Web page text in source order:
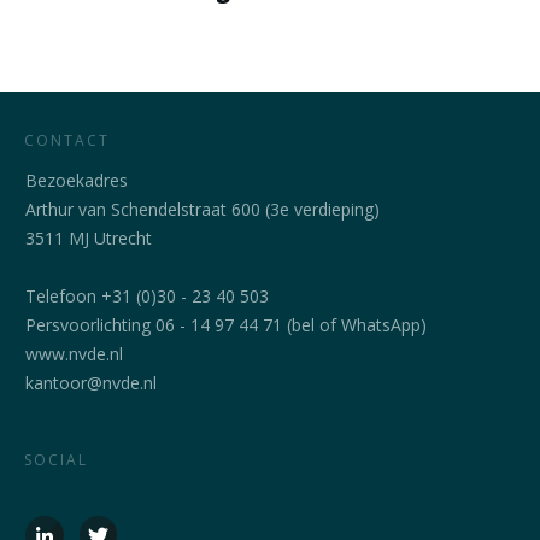
CONTACT
Bezoekadres
Arthur van Schendelstraat 600 (3e verdieping)
3511 MJ Utrecht
Telefoon +31 (0)30 - 23 40 503
Persvoorlichting 06 - 14 97 44 71 (bel of WhatsApp)
www.nvde.nl
kantoor@nvde.nl
SOCIAL